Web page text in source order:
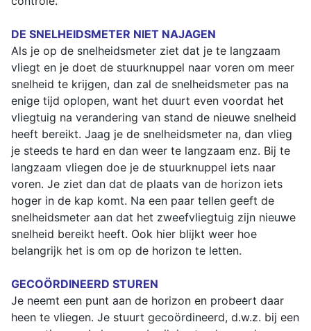
DE SNELHEIDSMETER NIET NAJAGEN
Als je op de snelheidsmeter ziet dat je te langzaam
vliegt en je doet de stuurknuppel naar voren om meer
snelheid te krijgen, dan zal de snelheidsmeter pas na
enige tijd oplopen, want het duurt even voordat het
vliegtuig na verandering van stand de nieuwe snelheid
heeft bereikt. Jaag je de snelheidsmeter na, dan vlieg
je steeds te hard en dan weer te langzaam enz. Bij te
langzaam vliegen doe je de stuurknuppel iets naar
voren. Je ziet dan dat de plaats van de horizon iets
hoger in de kap komt. Na een paar tellen geeft de
snelheidsmeter aan dat het zweefvliegtuig zijn nieuwe
snelheid bereikt heeft. Ook hier blijkt weer hoe
belangrijk het is om op de horizon te letten.
GECOÖRDINEERD STUREN
Je neemt een punt aan de horizon en probeert daar
heen te vliegen. Je stuurt gecoördineerd, d.w.z. bij een